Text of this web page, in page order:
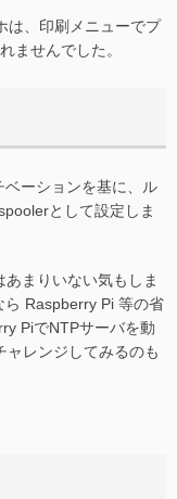
は、印刷メニューでプ
ませんでした。
ーションを基に、ル
として設定しま
まりいない気もしま
ら Raspberry Pi 等の省
PiでNTPサーバを動
レンジしてみるのも